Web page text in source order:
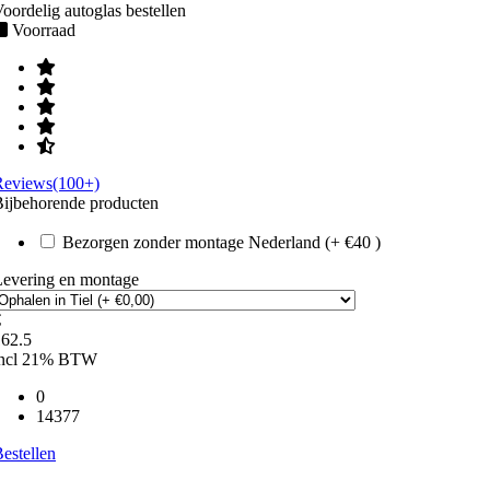
autoglas bestellen
Voorraad
producten
Bezorgen zonder montage Nederland (+ €40 )
en montage
21% BTW
0
14377